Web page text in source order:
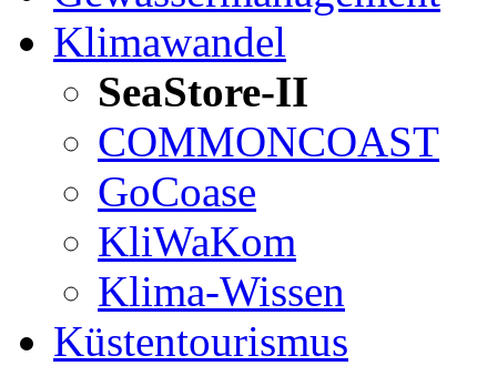
Klimawandel
SeaStore-II
COMMONCOAST
GoCoase
KliWaKom
Klima-Wissen
Küstentourismus